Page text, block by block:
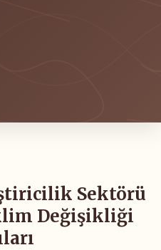
Sektörü
Değişikliği